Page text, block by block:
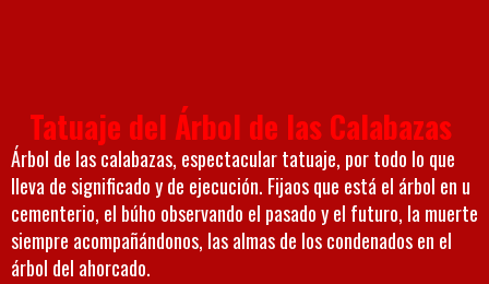
Tatuaje del Árbol de las Calabazas
Árbol de las calabazas, espectacular tatuaje, por todo lo que
lleva de significado y de ejecución. Fijaos que está el árbol en u
cementerio, el búho observando el pasado y el futuro, la muerte
siempre acompañándonos, las almas de los condenados en el
árbol del ahorcado.